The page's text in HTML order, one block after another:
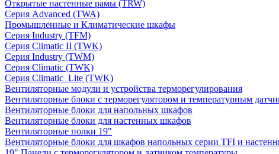
Открытые настенные рамы (TRW)
Серия Advanced (TWA)
Промышленные и Климатические шкафы
Серия Industry (TFM)
Серия Climatic II (TWK)
Серия Industry (TWM)
Серия Climatic (TWK)
Серия Climatic_Lite (TWK)
Вентиляторные модули и устройства терморегулирования
Вентиляторные блоки с терморегулятором и температурным
Вентиляторные блоки для напольных шкафов
Вентиляторные блоки для настенных шкафов
Вентиляторные полки 19"
Вентиляторные блоки для шкафов напольных серии TFI и